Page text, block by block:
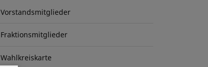
Vorstandsmitglieder
Fraktionsmitglieder
Wahlkreiskarte